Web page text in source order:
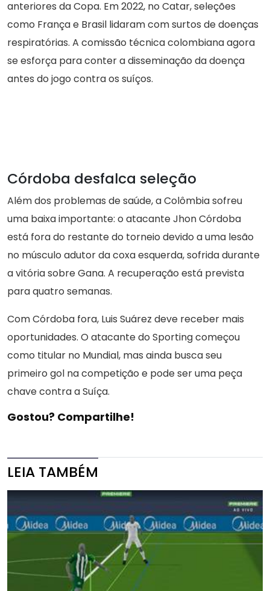
anteriores da Copa. Em 2022, no Catar, seleções
como França e Brasil lidaram com surtos de doenças
respiratórias. A comissão técnica colombiana agora
se esforça para conter a disseminação da doença
antes do jogo contra os suíços.
Córdoba desfalca seleção
Além dos problemas de saúde, a Colômbia sofreu
uma baixa importante: o atacante Jhon Córdoba
está fora do restante do torneio devido a uma lesão
no músculo adutor da coxa esquerda, sofrida durante
a vitória sobre Gana. A recuperação está prevista
para quatro semanas.
Com Córdoba fora, Luis Suárez deve receber mais
oportunidades. O atacante do Sporting começou
como titular no Mundial, mas ainda busca seu
primeiro gol na competição e pode ser uma peça
chave contra a Suíça.
Gostou? Compartilhe!
LEIA TAMBÉM